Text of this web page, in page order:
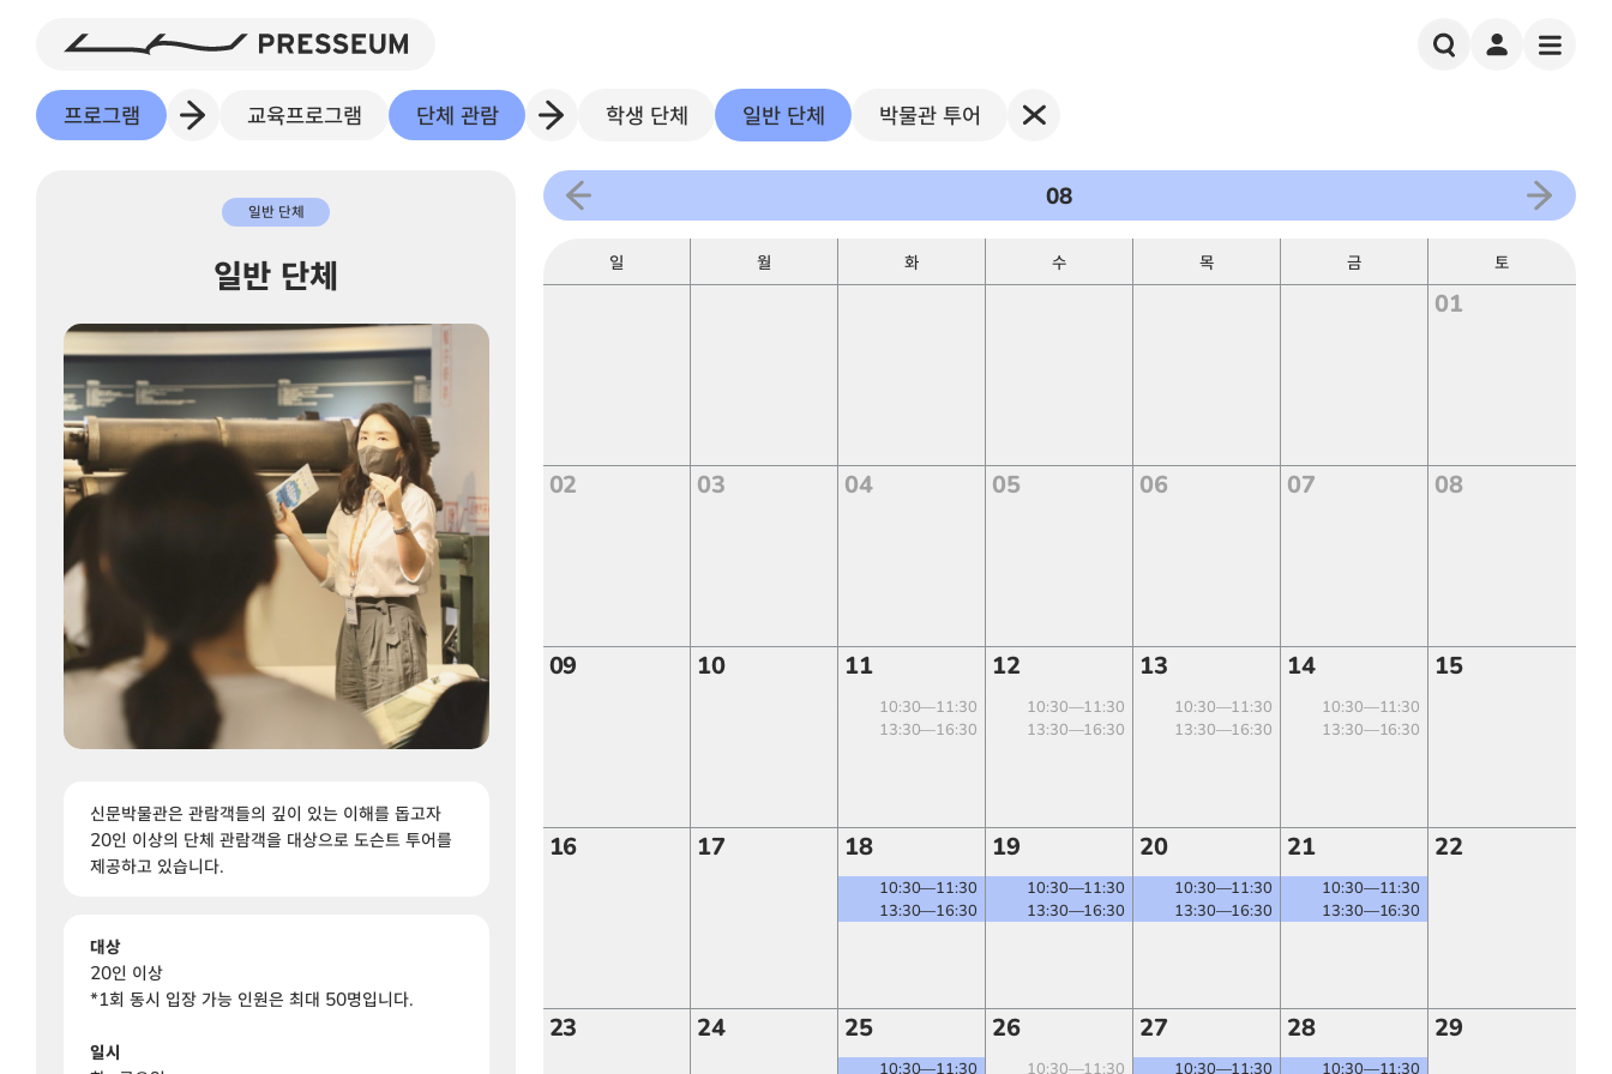
프로그램 교육프로그램 단체 관람 학생 단체 일반 단체 박물관 투어
일반 단체
일반 단체
신문박물관은 관람객들의 깊이 있는 이해를 돕고자
20인 이상의 단체 관람객을 대상으로 도슨트 투어를
제공하고 있습니다.
대상
20인 이상
*1회 동시 입장 가능 인원은 최대 50명입니다.
일시
08
일 월 화 수 목 금 토
01
02 03 04 05 06 07 08
09 10 11
10:30—11:30
13:30—16:30
12
10:30—11:30
13:30—16:30
13
10:30—11:30
13:30—16:30
14
10:30—11:30
13:30—16:30
15
16 17 18
10:30—11:30
13:30—16:30
19
10:30—11:30
13:30—16:30
20
10:30—11:30
13:30—16:30
21
10:30—11:30
13:30—16:30
22
23 24 25
10:30—11:30
26
10:30—11:30
27
10:30—11:30
28
10:30—11:30
29